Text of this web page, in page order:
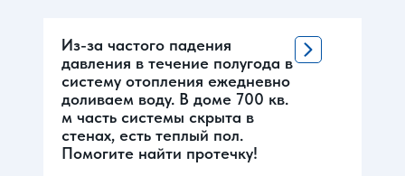
Из-за частого падения
давления в течение полугода в
систему отопления ежедневно
доливаем воду. В доме 700 кв.
м часть системы скрыта в
стенах, есть теплый пол.
Помогите найти протечку!